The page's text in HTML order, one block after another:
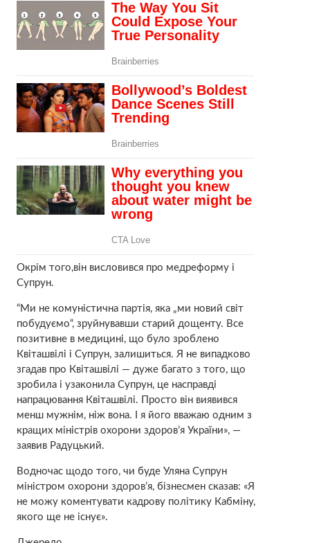
Окрім того,він висловився про медреформу і
Супрун.
“Ми не комуністична партія, яка „ми новий світ
побудуємо“, зруйнувавши старий дощенту. Все
позитивне в медицині, що було зроблено
Квіташвілі і Супрун, залишиться. Я не випадково
згадав про Квіташвілі — дуже багато з того, що
зробила і узаконила Супрун, це насправді
напрацювання Квіташвілі. Просто він виявився
менш мужнім, ніж вона. І я його вважаю одним з
кращих міністрів охорони здоров’я України», —
заявив Радуцький.
Водночас щодо того, чи буде Уляна Супрун
міністром охорони здоров’я, бізнесмен сказав: «Я
не можу коментувати кадрову політику Кабміну,
якого ще не існує».